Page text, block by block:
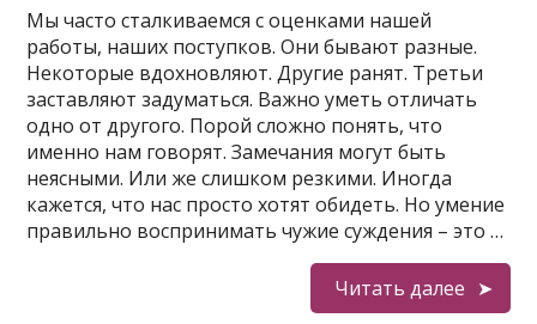
Мы часто сталкиваемся с оценками нашей
работы, наших поступков. Они бывают разные.
Некоторые вдохновляют. Другие ранят. Третьи
заставляют задуматься. Важно уметь отличать
одно от другого. Порой сложно понять, что
именно нам говорят. Замечания могут быть
неясными. Или же слишком резкими. Иногда
кажется, что нас просто хотят обидеть. Но умение
правильно воспринимать чужие суждения – это …
Читать далее